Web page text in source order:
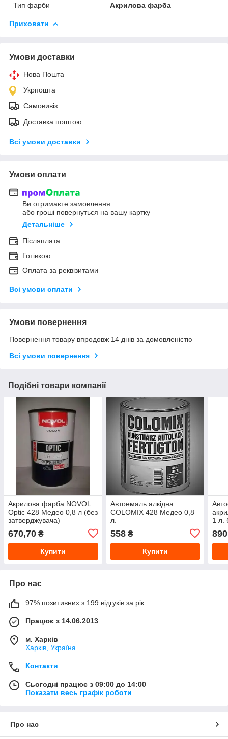
Тип фарби
Акрилова фарба
Приховати
Умови доставки
Нова Пошта
Укрпошта
Самовивіз
Доставка поштою
Всі умови доставки
Умови оплати
Ви отримаєте замовлення
або гроші повернуться на вашу картку
Детальніше
Післяплата
Готівкою
Оплата за реквізитами
Всі умови оплати
Умови повернення
Повернення товару впродовж 14 днів за домовленістю
Всі умови повернення
Подібні товари компанії
Акрилова фарба NOVOL
Optic 428 Медео 0,8 л (без
затверджувача)
670,70 ₴
Купити
Автоемаль алкідна
COLOMIX 428 Медео 0,8
л.
558₴
Купити
1 л.
Про нас
97% позитивних з 199 відгуків за рік
Працює з 14.06.2013
м. Харків
Харків, Україна
Контакти
Сьогодні працює з 09:00 до 14:00
Показати весь графік роботи
Про нас